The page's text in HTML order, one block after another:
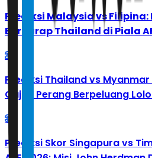
Prediksi Malaysia vs
Berharap Thailand di Piala
2
Prediksi Thailand vs Myanmar
Gajah Perang Berpeluang
3
Prediksi Skor Singapura vs